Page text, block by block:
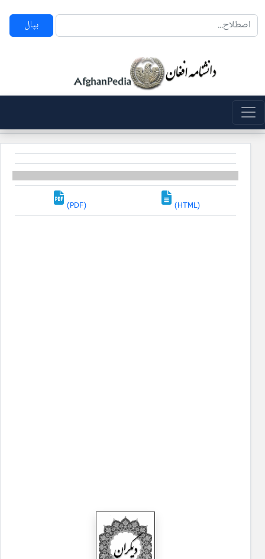
بپال
(PDF) (HTML)